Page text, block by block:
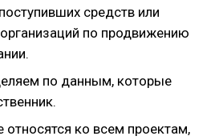
средств или
организаций по продвижению
по данным, которые
ко всем проектам,